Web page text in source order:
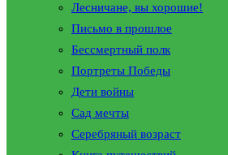
Лесничане, вы хорошие!
Письмо в прошлое
Бессмертный полк
Портреты Победы
Дети войны
Сад мечты
Серебряный возраст